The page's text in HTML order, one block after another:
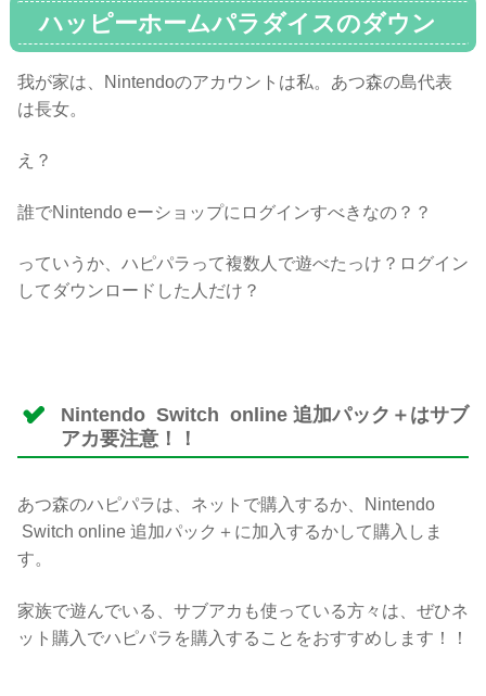
ハッピーホームパラダイスのダウン
ロードの注意点、サブアカ
我が家は、Nintendoのアカウントは私。あつ森の島代表
は長女。
え？
誰でNintendo eーショップにログインすべきなの？？
っていうか、ハピパラって複数人で遊べたっけ？ログイン
してダウンロードした人だけ？
Nintendo Switch online 追加パック＋はサブ
アカ要注意！！
あつ森のハピパラは、ネットで購入するか、Nintendo
Switch online 追加パック＋に加入するかして購入しま
す。
家族で遊んでいる、サブアカも使っている方々は、ぜひネ
ット購入でハピパラを購入することをおすすめします！！